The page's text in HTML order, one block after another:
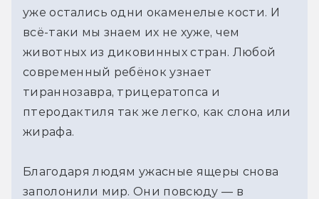
уже остались одни окаменелые кости. И
всё-таки мы знаем их не хуже, чем
животных из диковинных стран. Любой
современный ребёнок узнает
тираннозавра, трицератопса и
птеродактиля так же легко, как слона или
жирафа.
Благодаря людям ужасные ящеры снова
заполонили мир. Они повсюду — в